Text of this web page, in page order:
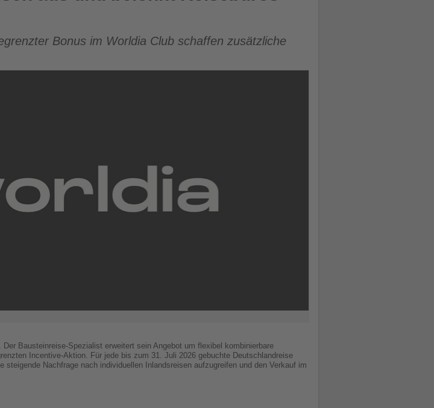
Bonus im Worldia Club schaffen zusätzliche
Bausteinreise-Spezialist erweitert sein Angebot um flexibel kombinierbare
Incentive-Aktion. Für jede bis zum 31. Juli 2026 gebuchte Deutschlandreise
Nachfrage nach individuellen Inlandsreisen aufzugreifen und den Verkauf im